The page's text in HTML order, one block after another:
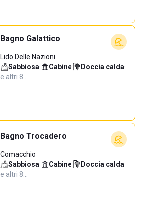
Bagno Galattico
Lido Delle Nazioni
Sabbiosa· Cabine· Doccia calda·
e altri 8…
Bagno Trocadero
Comacchio
Sabbiosa· Cabine· Doccia calda·
e altri 8…